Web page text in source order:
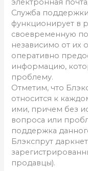
электронная
Служба
функционирует в
своевременную
независимо от их
оперативно
информацию,
проблему.
Отметим, что
относится к
ими, причем без
вопроса или
поддержка
Блэкспрут
продавцы).